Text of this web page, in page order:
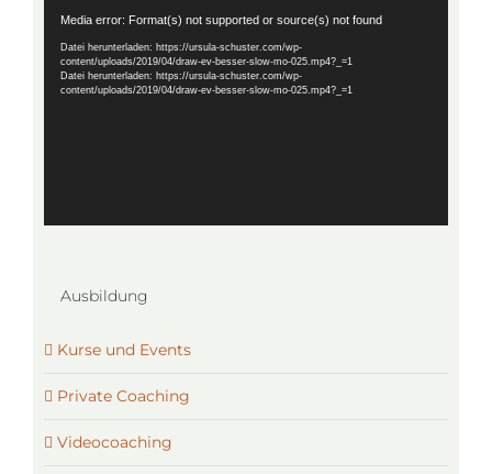
Media error: Format(s) not supported or source(s) not found
Datei herunterladen: https://ursula-schuster.com/wp-
content/uploads/2019/04/draw-ev-besser-slow-mo-025.mp4?_=1
Datei herunterladen: https://ursula-schuster.com/wp-
content/uploads/2019/04/draw-ev-besser-slow-mo-025.mp4?_=1
Ausbildung
Kurse und Events
Private Coaching
Videocoaching